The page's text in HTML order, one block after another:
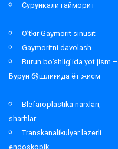
Сурункали гайморит
O’tkir Gaymorit sinusit
Gaymoritni davolash
Burun bo’shlig’ida yot jism –
Бурун бўшлиғида ёт жисм
Blefaroplastika narxlari,
sharhlar
Transkanalikulyar lazerli
endoskopik